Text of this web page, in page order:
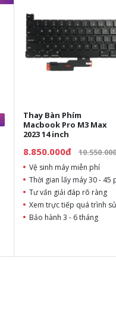
Thay Bàn Phím
Macbook Pro M3 Max
2023 14 inch
8.850.000đ
Vệ sinh máy miễn phí
Thời gian lấy máy 30 - 45
Tư vấn giải đáp rõ ràng
Xem trực tiếp quá trình
Bảo hành 3 - 6 tháng